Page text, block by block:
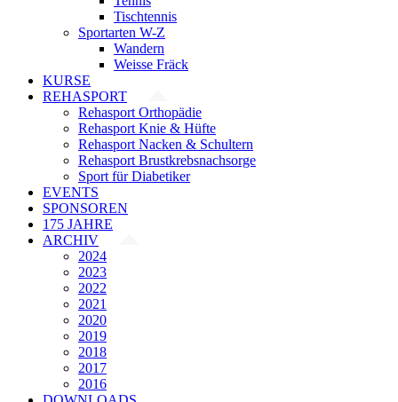
Tischtennis
Sportarten W-Z
Wandern
Weisse Fräck
KURSE
REHASPORT
Rehasport Orthopädie
Rehasport Knie & Hüfte
Rehasport Nacken & Schultern
Rehasport Brustkrebsnachsorge
Sport für Diabetiker
EVENTS
SPONSOREN
175 JAHRE
ARCHIV
2024
2023
2022
2021
2020
2019
2018
2017
2016